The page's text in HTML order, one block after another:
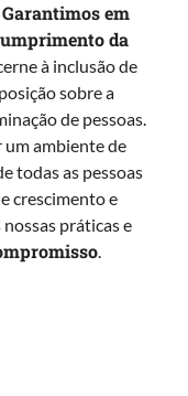
Garantimos em
da
à inclusão de
sobre a
de pessoas.
um ambiente de
todas as pessoas
crescimento e
práticas e
.